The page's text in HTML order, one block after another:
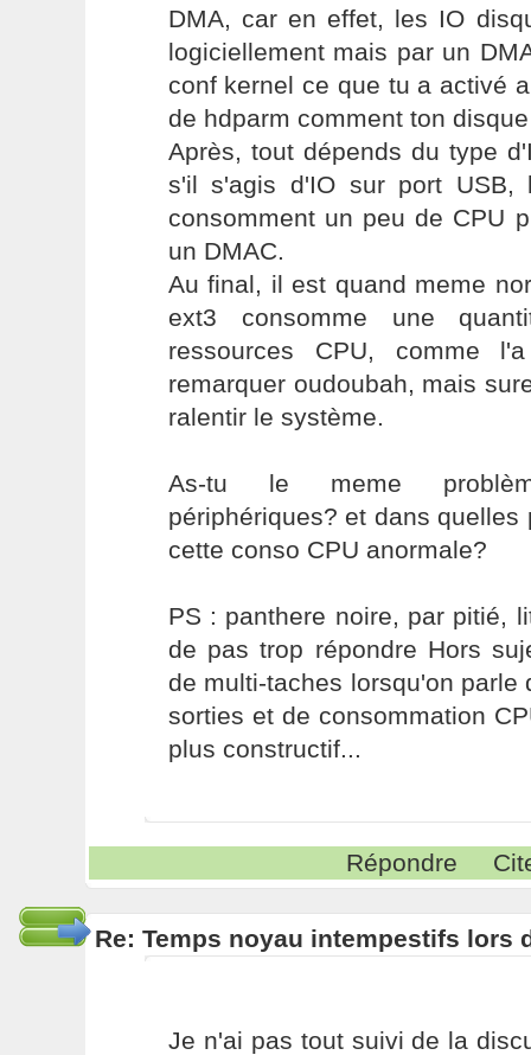
DMA, car en effet, les IO
logiciellement mais par un
conf kernel ce que tu a activé
de hdparm comment ton
Après, tout dépends du type
s'il s'agis d'IO sur port USB,
consomment un peu de CPU
un DMAC.
Au final, il est quand meme
ext3 consomme une
ressources CPU, comme
remarquer oudoubah, mais
ralentir le système.
As-tu le meme
périphériques? et dans quelles
cette conso CPU anormale?
PS : panthere noire, par pitié,
de pas trop répondre Hors
de multi-taches lorsqu'on parle
sorties et de consommation
plus constructif...
Répondre
Re: Temps noyau intempestifs lors
Je n'ai pas tout suivi de la